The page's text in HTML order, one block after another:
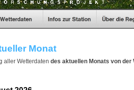
Monat
aller Wetterdaten des aktuellen Monats von